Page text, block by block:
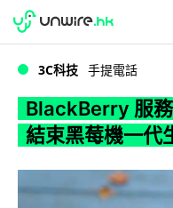
WWDC 2026
3C科技 手提電話
BlackBerry 服
結束黑莓機一代